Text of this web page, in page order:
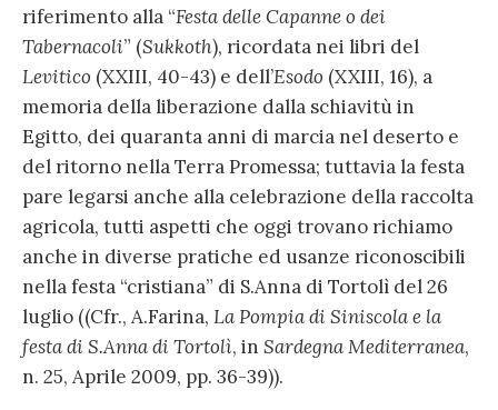
riferimento alla “Festa delle Capanne o dei
Tabernacoli” (Sukkoth), ricordata nei libri del
Levitico (XXIII, 40-43) e dell’Esodo (XXIII, 16), a
memoria della liberazione dalla schiavitù in
Egitto, dei quaranta anni di marcia nel deserto e
del ritorno nella Terra Promessa; tuttavia la festa
pare legarsi anche alla celebrazione della raccolta
agricola, tutti aspetti che oggi trovano richiamo
anche in diverse pratiche ed usanze riconoscibili
nella festa “cristiana” di S.Anna di Tortolì del 26
luglio ((Cfr., A.Farina, La Pompia di Siniscola e la
festa di S.Anna di Tortolì, in Sardegna Mediterranea,
n. 25, Aprile 2009, pp. 36-39)).